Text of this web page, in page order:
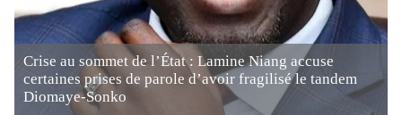
Crise au sommet de l’État : Lamine Niang accuse
certaines prises de parole d’avoir fragilisé le tandem
Diomaye-Sonko